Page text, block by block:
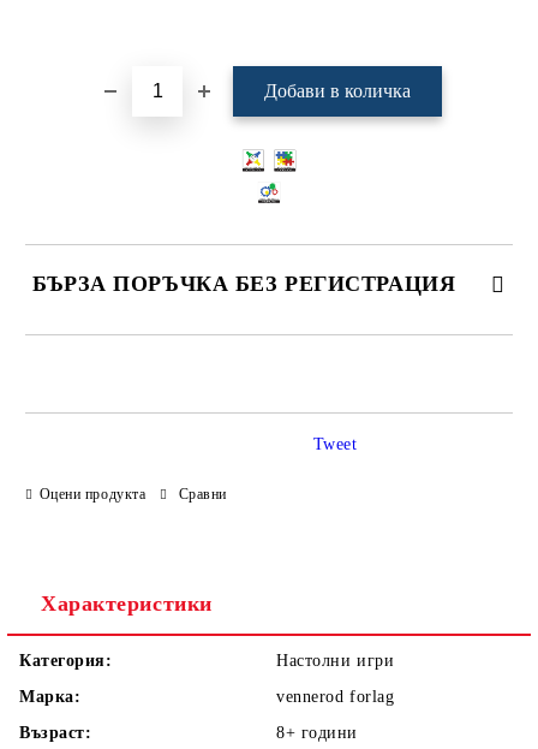
БЪРЗА ПОРЪЧКА БЕЗ РЕГИСТРАЦИЯ
Оцени продукта Сравни
Tweet
Характеристики
Категория:
Настолни игри
Марка:
vennerod forlag
Възраст:
8+ години